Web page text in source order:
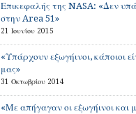
Επικεφαλής της NASA: «Δεν
στην Area 51»
21 Ιουνίου 2015
«Υπάρχουν εξωγήινοι, κάποιοι
μας»
31 Οκτωβρίου 2014
«Με απήγαγαν οι εξωγήινοι και